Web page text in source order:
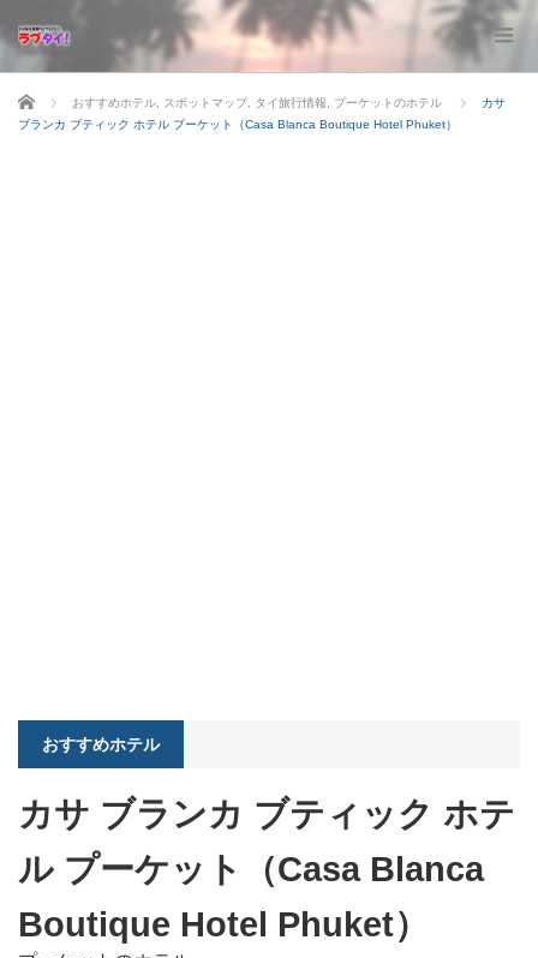
ホーム おすすめホテル スポットマップ, タイ旅行情報 プーケットのホテル
カサ
ブランカ ブティック ホテル プーケット（Casa Blanca Boutique Hotel Phuket）
おすすめホテル
カサ ブランカ ブティック ホテ
ル プーケット（Casa Blanca
Boutique Hotel Phuket）